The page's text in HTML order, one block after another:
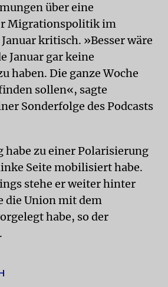
über eine
Migrationspolitik im
kritisch. »Besser wäre
Januar gar keine
haben. Die ganze Woche
sollen«, sagte
Sonderfolge des Podcasts
habe zu einer Polarisierung
Seite mobilisiert habe.
stehe er weiter hinter
die Union mit dem
habe, so der